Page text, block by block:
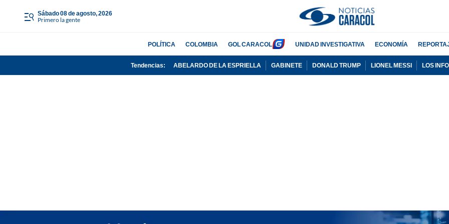
sábado 08 de agosto, 2026
Primero la gente
POLÍTICA COLOMBIA GOL CARACOL UNIDAD INVESTIGATIVA ECONOMÍA
Tendencias: ABELARDO DE LA ESPRIELLA GABINETE DONALD TRUMP LIONEL MESSI LOS